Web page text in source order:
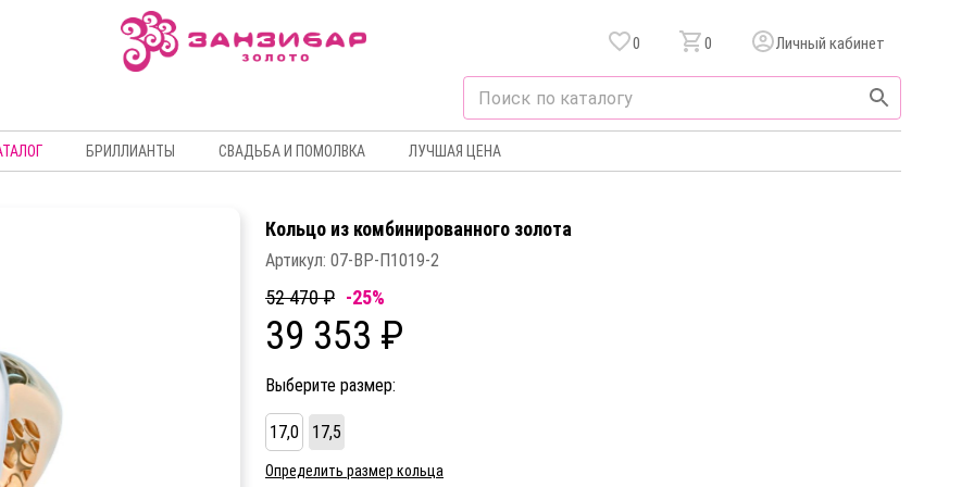
0 0 Личный кабинет
БРИЛЛИАНТЫ СВАДЬБА И ПОМОЛВКА ЛУЧШАЯ ЦЕНА
Кольцо из комбинированного золота
Артикул: 07-ВР-П1019-2
52 470 ₽ -25%
39 353 ₽
Выберите размер:
17,0 17,5
Определить размер кольца